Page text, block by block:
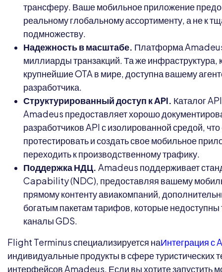
трансферу. Ваше мобильное приложение
реальному глобальному ассортименту, а не к
подмножеству.
Надежность в масштабе. Платформа
миллиарды транзакций. Та же инфраструктура,
крупнейшие OTA в мире, доступна вашему
разработчика.
Структурированный доступ к API. Каталог
Amadeus предоставляет хорошо
разработчиков API с изолированной средой,
протестировать и создать свое мобильное
переходить к производственному трафику.
Поддержка НДЦ. Amadeus поддерживает
Capability (NDC), предоставляя вашему
прямому контенту авиакомпаний,
богатым пакетам тарифов, которые
каналы GDS.
Flight Terminus специализируется наИнтеграция с
индивидуальные продукты в сфере туристических
интерфейсов Amadeus. Если вы хотите запустить